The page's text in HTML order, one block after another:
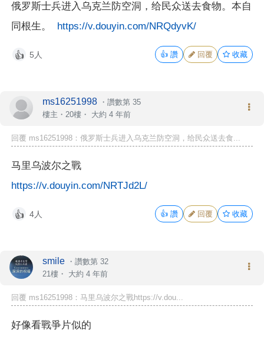
俄罗斯士兵进入乌克兰防空洞，给民众送去食物。本自
同根生。 https://v.douyin.com/NRQdyvK/
👍 5人 👍 讚 回覆 收藏
ms16251998 ・ 讚數第 35
樓主 ・20樓・ 大約 4 年前
回覆 ms16251998：俄罗斯士兵进入乌克兰防空洞，给民众送去食...
马里乌波尔之戰
https://v.douyin.com/NRTJd2L/
👍 4人 👍 讚 回覆 收藏
smile ・ 讚數第 32
21樓・ 大約 4 年前
回覆 ms16251998：马里乌波尔之戰https://v.dou...
好像看戰爭片似的